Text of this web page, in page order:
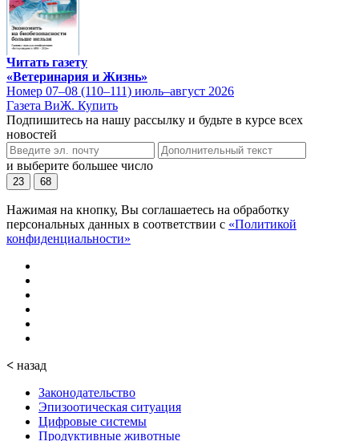
Читать газету
«Ветеринария и Жизнь»
Номер 07–08 (110–111) июль–август 2026
Газета ВиЖ. Купить
Подпишитесь на нашу рассылку и будьте в курсе всех
новостей
и выберите большее число
23 68
Нажимая на кнопку, Вы соглашаетесь на обработку
персональных данных в соответствии с «Политикой
конфиденциальности»
< назад
Законодательство
Эпизоотическая ситуация
Цифровые системы
Продуктивные животные